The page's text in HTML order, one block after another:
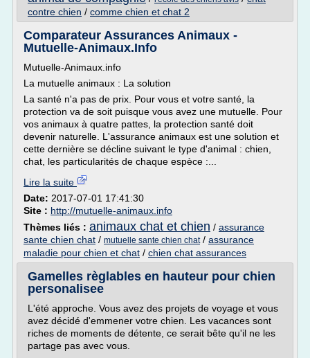
contre chien / comme chien et chat 2
Comparateur Assurances Animaux -
Mutuelle-Animaux.Info
Mutuelle-Animaux.info
La mutuelle animaux : La solution
La santé n'a pas de prix. Pour vous et votre santé, la
protection va de soit puisque vous avez une mutuelle. Pour
vos animaux à quatre pattes, la protection santé doit
devenir naturelle. L'assurance animaux est une solution et
cette dernière se décline suivant le type d'animal : chien,
chat, les particularités de chaque espèce :...
Lire la suite
Date: 2017-07-01 17:41:30
Site : http://mutuelle-animaux.info
Thèmes liés : animaux chat et chien / assurance
sante chien chat / mutuelle sante chien chat/ assurance
maladie pour chien et chat / chien chat assurances
Gamelles règlables en hauteur pour chien
personalisee
L'été approche. Vous avez des projets de voyage et vous
avez décidé d'emmener votre chien. Les vacances sont
riches de moments de détente, ce serait bête qu'il ne les
partage pas avec vous.